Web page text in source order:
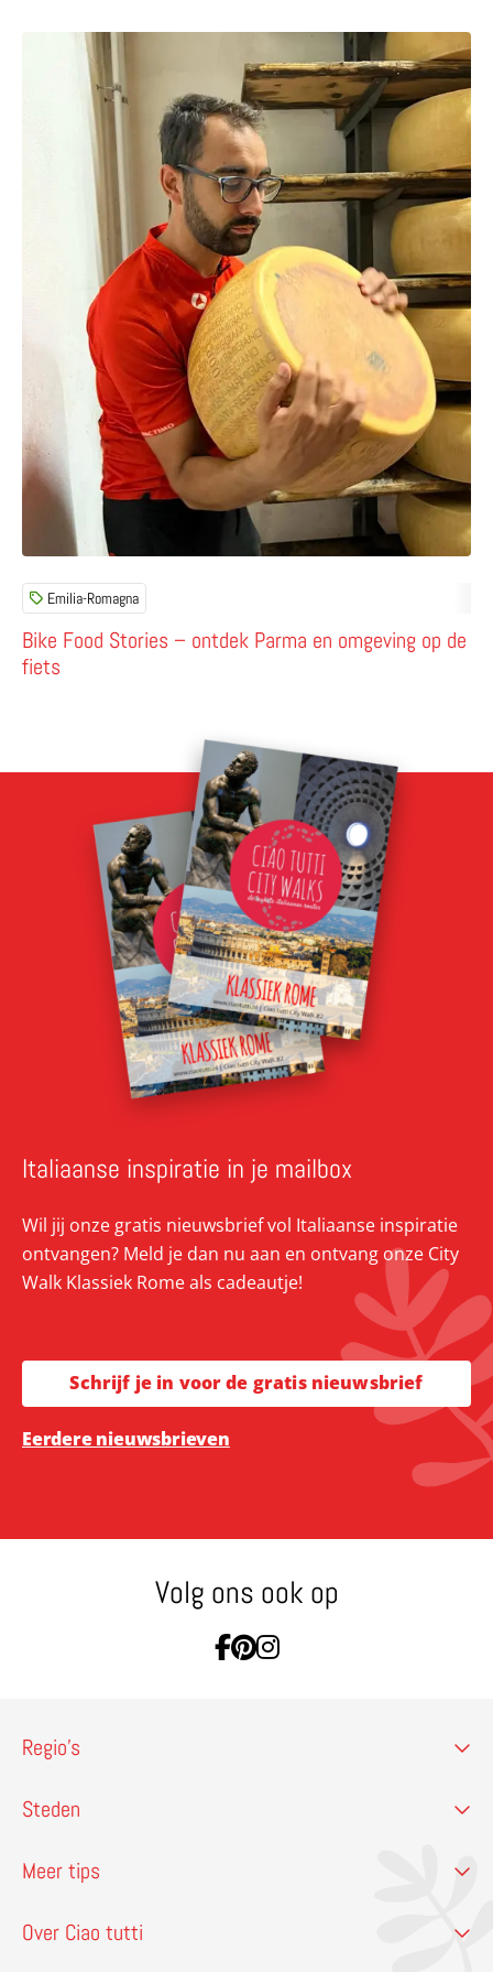
Bike Food Stories – ontdek Parma en omgeving op de
fiets
Emilia-Romagna
Lees meer over Bike Food Stories – ontdek Parma en
Italiaanse inspiratie in je mailbox
Wil jij onze gratis nieuwsbrief vol Italiaanse inspiratie
ontvangen? Meld je dan nu aan en ontvang onze City
Walk Klassiek Rome als cadeautje!
Schrijf je in voor de gratis nieuwsbrief
Eerdere nieuwsbrieven
Volg ons ook op
Ga naar Facebook
Ga naar Pinterest
Ga naar Instagram
Regio’s
Steden
Meer tips
Over Ciao tutti